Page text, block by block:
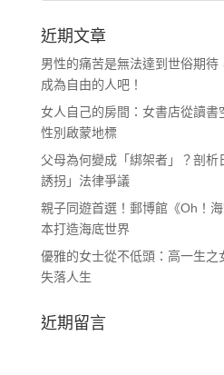
近期文章
男性的痛苦是無法達到世俗期
成為自由的人吧！
女人自己的房間：女書店從讀書
性別啟蒙地標
父母為何變成「綁架者」？剖析
誘拐」法律爭議
親子同遊首選！郵博館《Oh！
本打造海底世界
優雅的女士從不低頭：高一生之
失落人生
近期留言